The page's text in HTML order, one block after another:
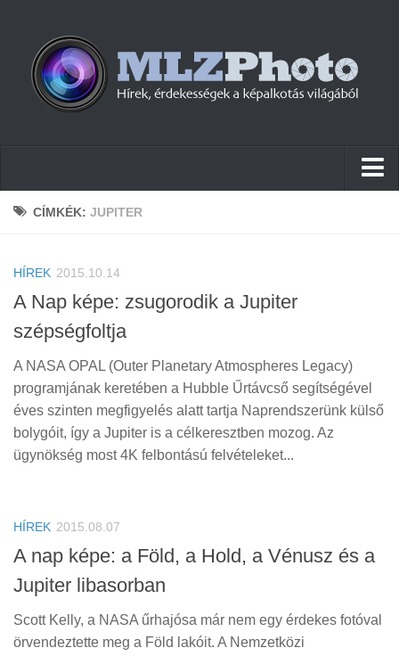
Hírek
Cikkek
Szoftver
Firmware
Tudástár
Tanácsok
Érdekességek
CÍMKÉK: JUPITER
HÍREK 2015.10.14
A Nap képe: zsugorodik a Jupiter
szépségfoltja
A NASA OPAL (Outer Planetary Atmospheres Legacy)
programjának keretében a Hubble Űrtávcső segítségével
éves szinten megfigyelés alatt tartja Naprendszerünk külső
bolygóit, így a Jupiter is a célkeresztben mozog. Az
ügynökség most 4K felbontású felvételeket...
HÍREK 2015.08.07
A nap képe: a Föld, a Hold, a Vénusz és a
Jupiter libasorban
Scott Kelly, a NASA űrhajósa már nem egy érdekes fotóval
örvendeztette meg a Föld lakóit. A Nemzetközi